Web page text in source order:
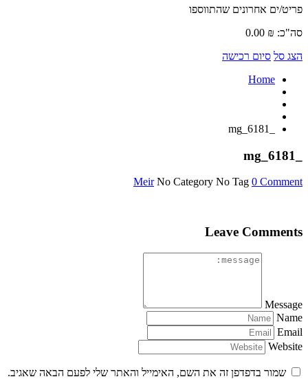
פריט/ים אחרונים שהתווספו
סה"כ:
0.00 ₪
הצג סל סיום רכישה
Home
Meir No Category No Tag 0 Comment
Leave Comments
Message
Name
Email
Website
שמור בדפדפן זה את השם, האימייל והאתר שלי לפעם הבאה שאגיב.